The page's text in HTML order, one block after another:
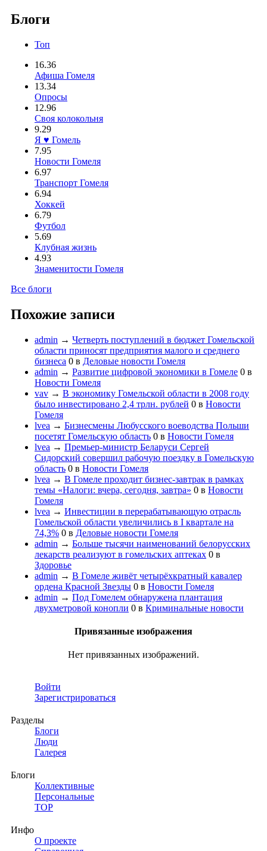
Блоги
Топ
16.36
Афиша Гомеля
13.34
Опросы
12.96
Своя колокольня
9.29
Я ♥ Гомель
7.95
Новости Гомеля
6.97
Транспорт Гомеля
6.94
Хоккей
6.79
Футбол
5.69
Клубная жизнь
4.93
Знаменитости Гомеля
Все блоги
Похожие записи
admin → Четверть поступлений в бюджет Гомельской
области приносят предприятия малого и среднего
бизнеса 0 в Деловые новости Гомеля
admin → Развитие цифровой экономики в Гомеле 0 в
Новости Гомеля
vav → В экономику Гомельской области в 2008 году
было инвестировано 2,4 трлн. рублей 0 в Новости
Гомеля
lvea → Бизнесмены Любусского воеводства Польши
посетят Гомельскую область 0 в Новости Гомеля
lvea → Премьер-министр Беларуси Сергей
Сидорский совершил рабочую поездку в Гомельскую
область 0 в Новости Гомеля
lvea → В Гомеле проходит бизнес-завтрак в рамках
темы «Налоги: вчера, сегодня, завтра» 0 в Новости
Гомеля
lvea → Инвестиции в перерабатывающую отрасль
Гомельской области увеличились в I квартале на
74,3% 0 в Деловые новости Гомеля
admin → Больше тысячи наименований белорусских
лекарств реализуют в гомельских аптеках 0 в
Здоровье
admin → В Гомеле живёт четырёхкратный кавалер
ордена Красной Звезды 0 в Новости Гомеля
admin → Под Гомелем обнаружена плантация
двухметровой конопли 0 в Криминальные новости
Привязанные изображения
Нет привязанных изображений.
Войти
Зарегистрироваться
Разделы
Блоги
Люди
Галерея
Блоги
Коллективные
Персональные
TOP
Инфо
О проекте